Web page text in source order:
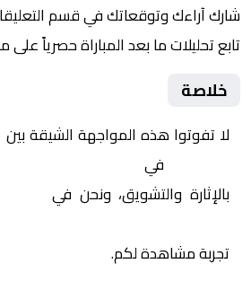
شارك آراءك وتوقعاتك في قسم
تابع تحليلات ما بعد المباراة حصرياً على
خلاصة
لا تفوتوا هذه المواجهة الشيقة بين
في
بالإثارة والتشويق، ونحن في
تجربة مشاهدة لكم.